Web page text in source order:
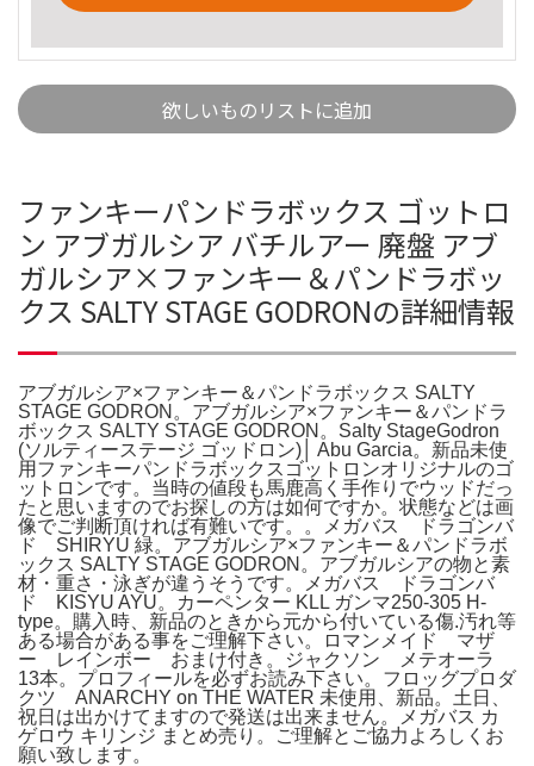
欲しいものリストに追加
ファンキーパンドラボックス ゴットロ
ン アブガルシア バチルアー 廃盤 アブ
ガルシア×ファンキー＆パンドラボッ
クス SALTY STAGE GODRONの詳細情報
アブガルシア×ファンキー＆パンドラボックス SALTY
STAGE GODRON。アブガルシア×ファンキー＆パンドラ
ボックス SALTY STAGE GODRON。Salty StageGodron
(ソルティーステージ ゴッドロン)│ Abu Garcia。新品未使
用ファンキーパンドラボックスゴットロンオリジナルのゴ
ットロンです。当時の値段も馬鹿高く手作りでウッドだっ
たと思いますのでお探しの方は如何ですか。状態などは画
像でご判断頂ければ有難いです。。メガバス ドラゴンバ
ド SHIRYU 緑。アブガルシア×ファンキー＆パンドラボ
ックス SALTY STAGE GODRON。アブガルシアの物と素
材・重さ・泳ぎが違うそうです。メガバス ドラゴンバ
ド KISYU AYU。カーペンター KLL ガンマ250-305 H-
type。購入時、新品のときから元から付いている傷.汚れ等
ある場合がある事をご理解下さい。ロマンメイド マザ
ー レインボー おまけ付き。ジャクソン メテオーラ
13本。プロフィールを必ずお読み下さい。フロッグプロダ
クツ ANARCHY on THE WATER 未使用、新品。土日、
祝日は出かけてますので発送は出来ません。メガバス カ
ゲロウ キリンジ まとめ売り。ご理解とご協力よろしくお
願い致します。